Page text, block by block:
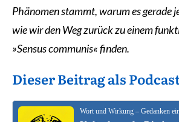
Phänomen stammt, warum es gerade
wie wir den Weg zurück zu einem
»Sensus communis« finden.
Dieser Beitrag als